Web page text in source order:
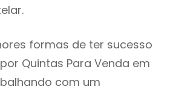
formas de ter sucesso
Quintas Para Venda em
com um